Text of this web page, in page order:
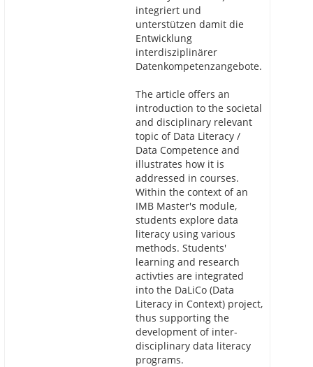
integriert und
unterstützen damit die
Entwicklung
interdisziplinärer
Datenkompetenzangebote.
The article offers an
introduction to the societal
and disciplinary relevant
topic of Data Literacy /
Data Competence and
illustrates how it is
addressed in courses.
Within the context of an
IMB Master's module,
students explore data
literacy using various
methods. Students'
learning and research
activties are integrated
into the DaLiCo (Data
Literacy in Context) project,
thus supporting the
development of inter-
disciplinary data literacy
programs.